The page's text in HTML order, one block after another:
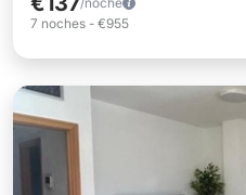
7 noches - €955